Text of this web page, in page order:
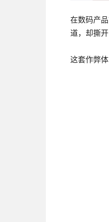
在数码产
道，却撕
这套作弊体